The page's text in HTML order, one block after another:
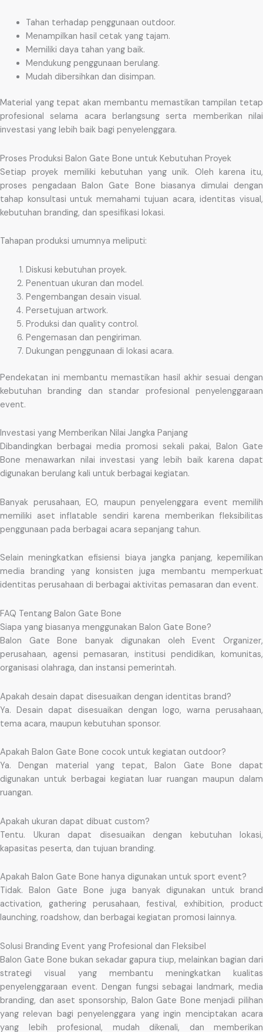
Tahan terhadap penggunaan outdoor.
Menampilkan hasil cetak yang tajam.
Memiliki daya tahan yang baik.
Mendukung penggunaan berulang.
Mudah dibersihkan dan disimpan.
Material yang tepat akan membantu memastikan tampilan tetap
profesional selama acara berlangsung serta memberikan nilai
investasi yang lebih baik bagi penyelenggara.
Proses Produksi Balon Gate Bone untuk Kebutuhan Proyek
Setiap proyek memiliki kebutuhan yang unik. Oleh karena itu,
proses pengadaan Balon Gate Bone biasanya dimulai dengan
tahap konsultasi untuk memahami tujuan acara, identitas visual,
kebutuhan branding, dan spesifikasi lokasi.
Tahapan produksi umumnya meliputi:
Diskusi kebutuhan proyek.
Penentuan ukuran dan model.
Pengembangan desain visual.
Persetujuan artwork.
Produksi dan quality control.
Pengemasan dan pengiriman.
Dukungan penggunaan di lokasi acara.
Pendekatan ini membantu memastikan hasil akhir sesuai dengan
kebutuhan branding dan standar profesional penyelenggaraan
event.
Investasi yang Memberikan Nilai Jangka Panjang
Dibandingkan berbagai media promosi sekali pakai, Balon Gate
Bone menawarkan nilai investasi yang lebih baik karena dapat
digunakan berulang kali untuk berbagai kegiatan.
Banyak perusahaan, EO, maupun penyelenggara event memilih
memiliki aset inflatable sendiri karena memberikan fleksibilitas
penggunaan pada berbagai acara sepanjang tahun.
Selain meningkatkan efisiensi biaya jangka panjang, kepemilikan
media branding yang konsisten juga membantu memperkuat
identitas perusahaan di berbagai aktivitas pemasaran dan event.
FAQ Tentang Balon Gate Bone
Siapa yang biasanya menggunakan Balon Gate Bone?
Balon Gate Bone banyak digunakan oleh Event Organizer,
perusahaan, agensi pemasaran, institusi pendidikan, komunitas,
organisasi olahraga, dan instansi pemerintah.
Apakah desain dapat disesuaikan dengan identitas brand?
Ya. Desain dapat disesuaikan dengan logo, warna perusahaan,
tema acara, maupun kebutuhan sponsor.
Apakah Balon Gate Bone cocok untuk kegiatan outdoor?
Ya. Dengan material yang tepat, Balon Gate Bone dapat
digunakan untuk berbagai kegiatan luar ruangan maupun dalam
ruangan.
Apakah ukuran dapat dibuat custom?
Tentu. Ukuran dapat disesuaikan dengan kebutuhan lokasi,
kapasitas peserta, dan tujuan branding.
Apakah Balon Gate Bone hanya digunakan untuk sport event?
Tidak. Balon Gate Bone juga banyak digunakan untuk brand
activation, gathering perusahaan, festival, exhibition, product
launching, roadshow, dan berbagai kegiatan promosi lainnya.
Solusi Branding Event yang Profesional dan Fleksibel
Balon Gate Bone bukan sekadar gapura tiup, melainkan bagian dari
strategi visual yang membantu meningkatkan kualitas
penyelenggaraan event. Dengan fungsi sebagai landmark, media
branding, dan aset sponsorship, Balon Gate Bone menjadi pilihan
yang relevan bagi penyelenggara yang ingin menciptakan acara
yang lebih profesional, mudah dikenali, dan memberikan